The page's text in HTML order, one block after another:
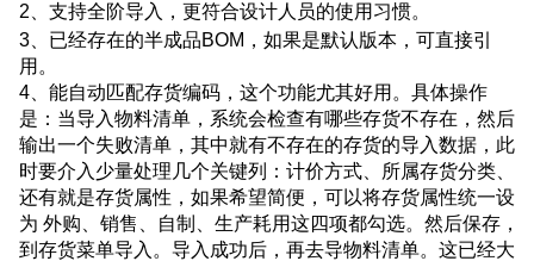
2、支持全阶导入，更符合设计人员的使用习惯。
3、已经存在的半成品BOM，如果是默认版本，可直接引
用。
4、能自动匹配存货编码，这个功能尤其好用。具体操作
是：当导入物料清单，系统会检查有哪些存货不存在，然后
输出一个失败清单，其中就有不存在的存货的导入数据，此
时要介入少量处理几个关键列：计价方式、所属存货分类、
还有就是存货属性，如果希望简便，可以将存货属性统一设
为 外购、销售、自制、生产耗用这四项都勾选。然后保存，
到存货菜单导入。导入成功后，再去导物料清单。这已经大